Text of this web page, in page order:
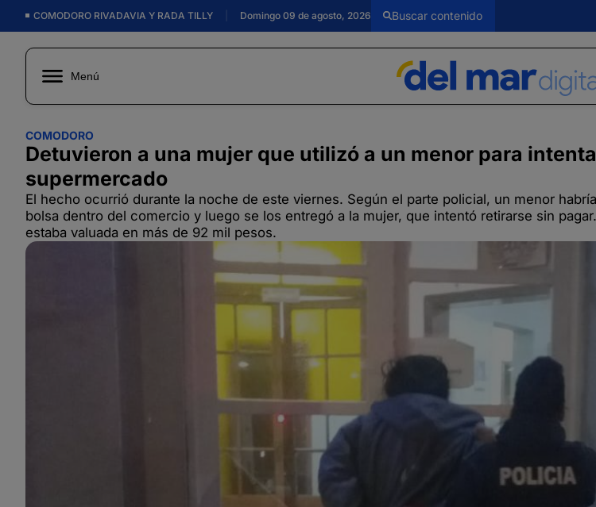
COMODORO RIVADAVIA Y RADA TILLY Domingo 09 de agosto, 2026
Menú
COMODORO
Detuvieron a una mujer que utilizó a un menor para
supermercado
El hecho ocurrió durante la noche de este viernes. Según el parte policial, un menor
bolsa dentro del comercio y luego se los entregó a la mujer, que intentó retirarse sin
estaba valuada en más de 92 mil pesos.